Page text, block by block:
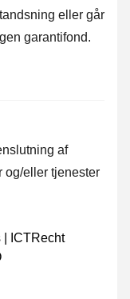
eller går
garantifond.
af
og/eller tjenester